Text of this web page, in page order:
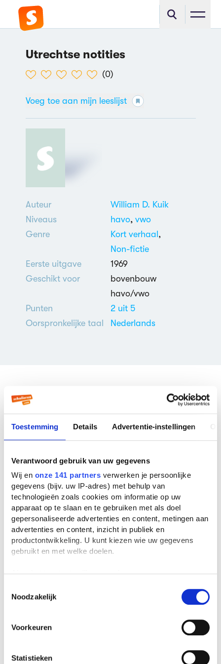
Toestemming Details Advertentie-instellingen
Verantwoord gebruik van uw gegevens
Wij en onze 141 partners verwerken je persoonlijke
gegevens (bijv. uw IP-adres) met behulp van
technologieën zoals cookies om informatie op uw
apparaat op te slaan en te gebruiken met als doel
gepersonaliseerde advertenties en content, metingen aan
advertenties en content, inzicht in publiek en
productontwikkeling. U kunt kiezen wie uw gegevens
gebruikt en met welke doelen.
Als u het toestaat, willen we ook graag:
locatie, die tot een paar meter nauwkeurig kan zijn
scannen op specifieke eigenschappen (fingerprinting)
Lees meer over hoe uw persoonlijke gegevens worden
U kunt uw toestemming op elk moment wijzigen of
Noodzakelijk
Voorkeuren
Statistieken
Utrechtse notities
(0)
Voeg toe aan mijn leeslijst
Auteur
William D. Kuik
Niveaus
havo, vwo
Genre
Kort verhaal ,
Non-fictie
Eerste uitgave
1969
Geschikt voor
bovenbouw
havo/vwo
Punten
2 uit 5
Oorspronkelijke taal
Nederlands
Veelgestelde vragen over
Utrechtse notities
Utrechtse notities werd geschreven door
auteur bekend bij ons. De bekendste boeken
van deze auteur zijnUtrechtse notities(1969),
De N.V. Dopiflex(1991) enDe held van het
potspel(1974).
In welk jaar is Utrechtse notities
geschreven?
Utrechtse notities is geschreven in het jaar
We raden Utrechtse notities aan voor
Hoeveel punten krijg ik voor Utrechtse